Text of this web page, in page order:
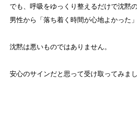
でも、呼吸をゆっくり整えるだけで沈黙
男性から「落ち着く時間が心地よかった
沈黙は悪いものではありません。
安心のサインだと思って受け取ってみまし